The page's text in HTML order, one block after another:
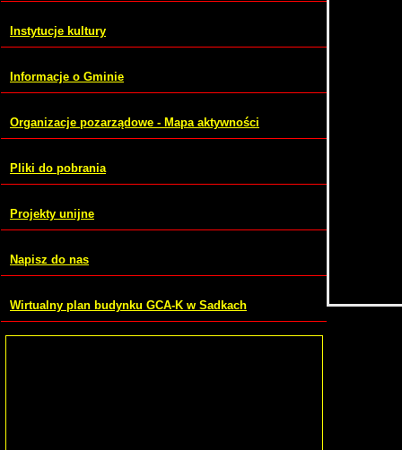
Instytucje kultury
Informacje o Gminie
Organizacje pozarządowe - Mapa aktywności
Pliki do pobrania
Projekty unijne
Napisz do nas
Wirtualny plan budynku GCA-K w Sadkach